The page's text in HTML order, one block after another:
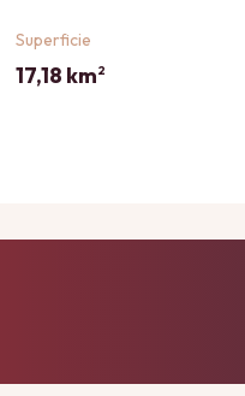
Superficie
17,18 km2